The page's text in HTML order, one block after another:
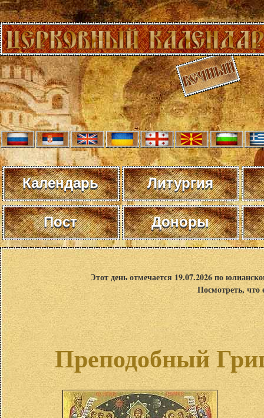
Календарь Литургия
Пост Доноры
Этот день отмечается 19.07.2026 по
Посмотреть,
Преподобный